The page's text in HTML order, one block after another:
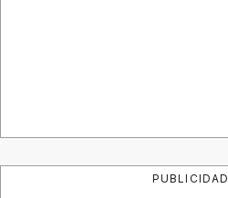
PUBLICIDAD